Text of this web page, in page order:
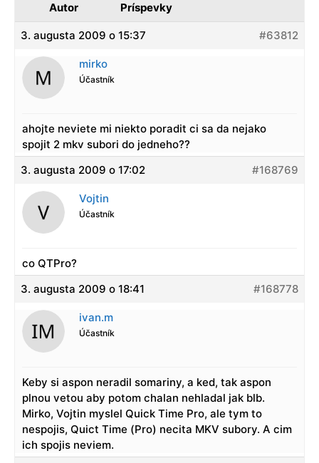
Autor Príspevky
3. augusta 2009 o 15:37 #63812
mirko
Účastník
ahojte neviete mi niekto poradit ci sa da nejako
spojit 2 mkv subori do jedneho??
3. augusta 2009 o 17:02
#168769
Vojtin
Účastník
co QTPro?
3. augusta 2009 o 18:41
#168778
ivan.m
Účastník
Keby si aspon neradil somariny, a ked, tak aspon
plnou vetou aby potom chalan nehladal jak blb.
Mirko, Vojtin myslel Quick Time Pro, ale tym to
nespojis, Quict Time (Pro) necita MKV subory. A cim
ich spojis neviem.